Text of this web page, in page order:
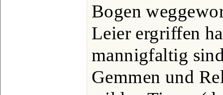
Bogen
Leier ergriffen
mannigfaltig
Gemmen und